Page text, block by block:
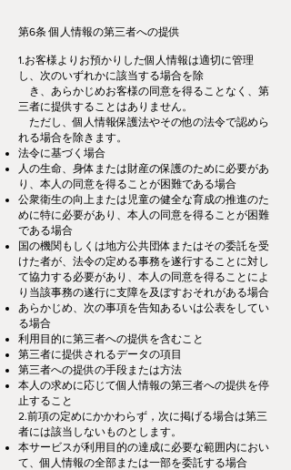
第6条 個人情報の第三者への提供
1.お客様よりお預かりした個人情報は適切に管理
し、次のいずれかに該当する場合を除
き、あらかじめお客様の同意を得ることなく、第
三者に提供することはありません。
ただし、個人情報保護法やその他の法令で認めら
れる場合を除きます。
法令に基づく場合
人の生命、身体または財産の保護のために必要があ
り、本人の同意を得ることが困難である場合
公衆衛生の向上または児童の健全な育成の推進のた
めに特に必要があり、本人の同意を得ることが困難
である場合
国の機関もしくは地方公共団体またはその委託を受
けた者が、法令の定める事務を遂行することに対し
て協力する必要があり、本人の同意を得ることによ
り当該事務の遂行に支障を及ぼすおそれがある場合
あらかじめ、次の事項を告知あるいは公表をしてい
る場合
利用目的に第三者への提供を含むこと
第三者に提供されるデータの項目
第三者への提供の手段または方法
本人の求めに応じて個人情報の第三者への提供を停
止すること
2.前項の定めにかかわらず，次に掲げる場合は第三
者には該当しないものとします。
本サービスが利用目的の達成に必要な範囲内におい
て、個人情報の全部または一部を委託する場合